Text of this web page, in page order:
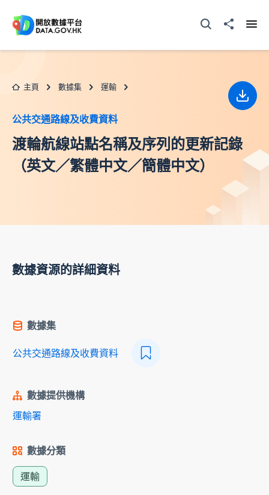
打開搜尋器分享至
主頁 數據集 運輸
公共交通路線及收費資料
渡輪航線站點名稱及序列的更新記錄
（英文／繁體中文／簡體中文）
下載
數據資源的詳細資料
數據集
公共交通路線及收費資料
數據提供機構
運輸署
數據分類
運輸